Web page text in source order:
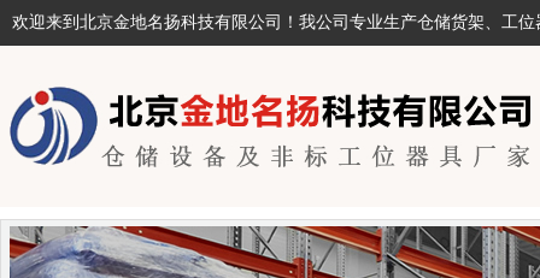
欢迎来到北京金地名扬科技有限公司！我公司专业生产仓储货架、工位